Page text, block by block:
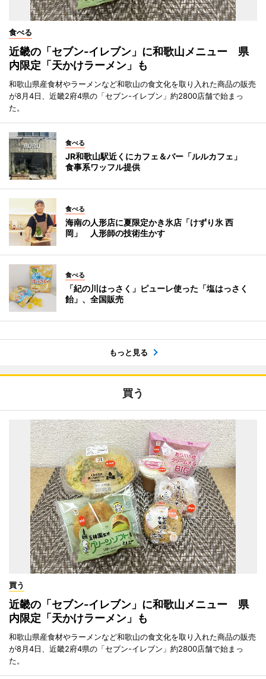
食べる
近畿の「セブン-イレブン」に和歌山メニュー 県
内限定「天かけラーメン」も
和歌山県産食材やラーメンなど和歌山の食文化を取り入れた商品の販売
が8月4日、近畿2府4県の「セブン-イレブン」約2800店舗で始まっ
た。
食べる
JR和歌山駅近くにカフェ＆バー「ルルカフェ」
食事系ワッフル提供
食べる
海南の人形店に夏限定かき氷店「けずり氷 西
岡」 人形師の技術生かす
食べる
「紀の川はっさく」ピューレ使った「塩はっさく
飴」、全国販売
もっと見る
買う
買う
近畿の「セブン-イレブン」に和歌山メニュー 県
内限定「天かけラーメン」も
和歌山県産食材やラーメンなど和歌山の食文化を取り入れた商品の販売
が8月4日、近畿2府4県の「セブン-イレブン」約2800店舗で始まっ
た。